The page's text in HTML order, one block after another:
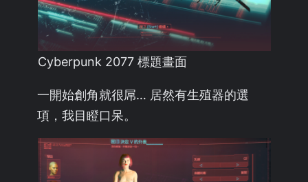
Cyberpunk 2077 標題畫面
一開始創角就很屌… 居然有生殖器的選
項，我目瞪口呆。